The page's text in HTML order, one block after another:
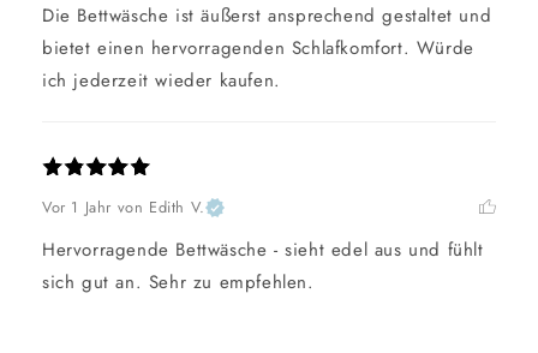
Die Bettwäsche ist äußerst ansprechend gestaltet und
bietet einen hervorragenden Schlafkomfort. Würde
ich jederzeit wieder kaufen.
Vor 1 Jahr von Edith V.
Hervorragende Bettwäsche - sieht edel aus und fühlt
sich gut an. Sehr zu empfehlen.